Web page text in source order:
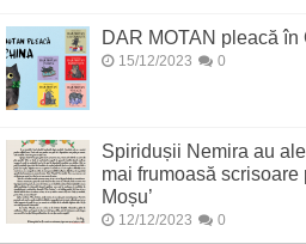
DAR MOTAN pleacă în
15/12/2023 0
Spiridușii Nemira au
mai frumoasă scrisoare
Moșu’
12/12/2023 0